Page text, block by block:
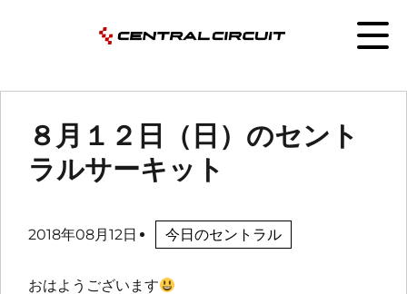
８月１２日（日）のセント
ラルサーキット
2018年08月12日 今日のセントラル
おはようございます